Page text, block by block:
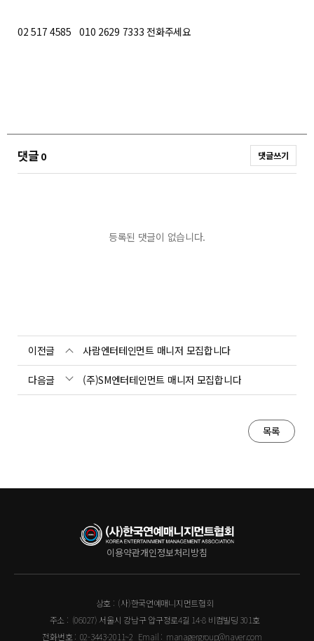
02 517 4585 010 2629 7333 전화주세요
댓글0 댓글쓰기
등록된 댓글이 없습니다.
이전글 사람엔터테인먼트 매니저 모집합니다
다음글 (주)SM엔터테인먼트 매니저 모집합니다
목록
이용약관개인정보처리방침
상호 : (사)한국연예매니지먼트협회
주소 : (06027) 서울시 강남구 압구정로4길 14-8 비컴빌딩 301호
전화번호 : 02-3443-2011~2 Email : managergroup@naver.com